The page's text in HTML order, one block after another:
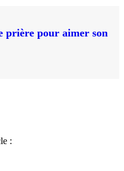
prière pour aimer son
: